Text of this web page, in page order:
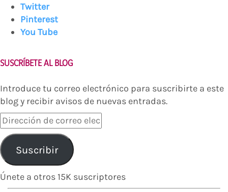
Twitter
Pinterest
You Tube
SUSCRÍBETE AL BLOG
Introduce tu correo electrónico para suscribirte a este
blog y recibir avisos de nuevas entradas.
Dirección
de
correo
electrónico
Suscribir
Únete a otros 15K suscriptores